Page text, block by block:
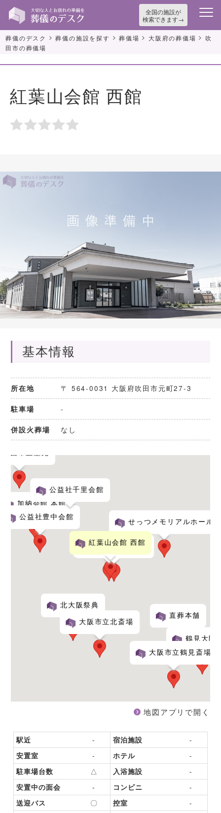
全国の施設が
検索できます
葬儀のデスク >葬儀の施設を探す >葬儀場 > 大阪府の葬儀場 >吹
田市の葬儀場
紅葉山会館 西館
基本情報
所在地 〒 564-0031 大阪府吹田市元町27-3
駐車場 -
併設火葬場 なし
直葬本舗
紅葉山会館 西館
メモリオ吹田
せっつメモリアルホール
鶴見大阪
加納会館 本館
北大阪祭典
大阪市立鶴見斎場
公益社豊中会館
大阪市立北斎場
公益社吹田会館
公益社千里会館
地図アプリで開く
駅近 - 宿泊施設
-
安置室
- ホテル
-
駐車場台数
△ 入浴施設
-
安置中の面会
- コンビニ
-
送迎バス
〇 控室
-